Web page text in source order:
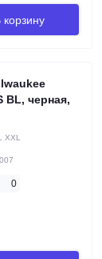
корзину
BL, черная,
XXL
0